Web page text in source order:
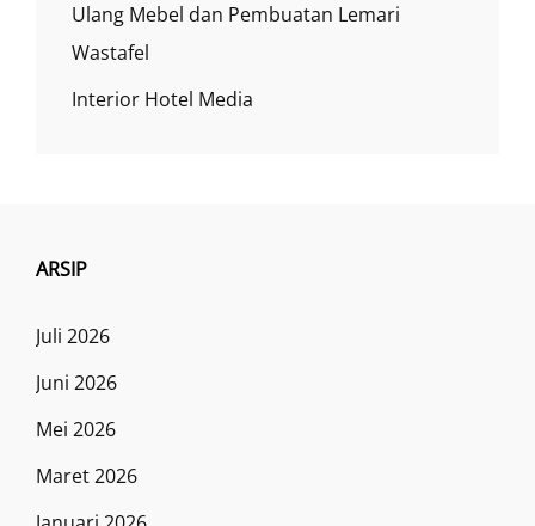
Ulang Mebel dan Pembuatan Lemari
Wastafel
Interior Hotel Media
ARSIP
Juli 2026
Juni 2026
Mei 2026
Maret 2026